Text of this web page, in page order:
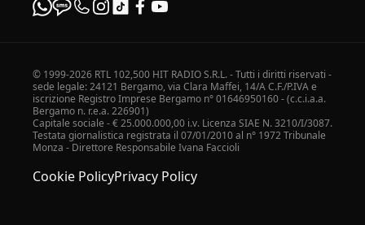
© 1999-2026 RTL 102,500 HIT RADIO S.R.L. - Tutti i diritti riservati -
sede legale: 24121 Bergamo, via Clara Maffei, 14/A C.F./P.IVA e
iscrizione Registro Imprese Bergamo n° 01646950160 - (c.c.i.a.a.
Bergamo n. r.e.a. 226901)
Capitale sociale - € 25.000.000,00 i.v. Licenza SIAE N. 3210/I/3087.
Testata giornalistica registrata il 07/01/2010 al n° 1972 Tribunale
Monza - Direttore Responsabile Ivana Faccioli
Cookie PolicyPrivacy Policy